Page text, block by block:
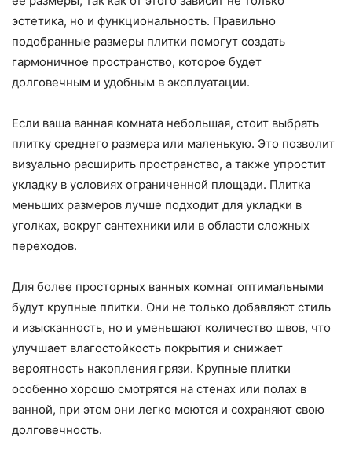
эстетика, но и функциональность. Правильно
подобранные размеры плитки помогут создать
гармоничное пространство, которое будет
долговечным и удобным в эксплуатации.
Если ваша ванная комната небольшая, стоит выбрать
плитку среднего размера или маленькую. Это позволит
визуально расширить пространство, а также упростит
укладку в условиях ограниченной площади. Плитка
меньших размеров лучше подходит для укладки в
уголках, вокруг сантехники или в области сложных
переходов.
Для более просторных ванных комнат оптимальными
будут крупные плитки. Они не только добавляют стиль
и изысканность, но и уменьшают количество швов, что
улучшает влагостойкость покрытия и снижает
вероятность накопления грязи. Крупные плитки
особенно хорошо смотрятся на стенах или полах в
ванной, при этом они легко моются и сохраняют свою
долговечность.